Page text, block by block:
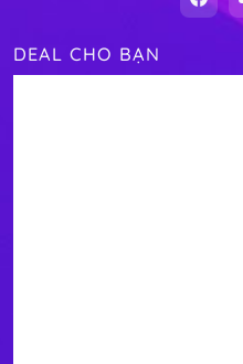
DEAL CHO BẠN